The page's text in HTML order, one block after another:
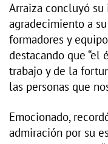
Arraiza concluyó
agradecimiento a
formadores y
destacando que
trabajo y de la
las personas que
Emocionado,
admiración por su